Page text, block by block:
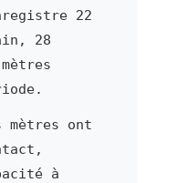
22
28
mètres ont
à